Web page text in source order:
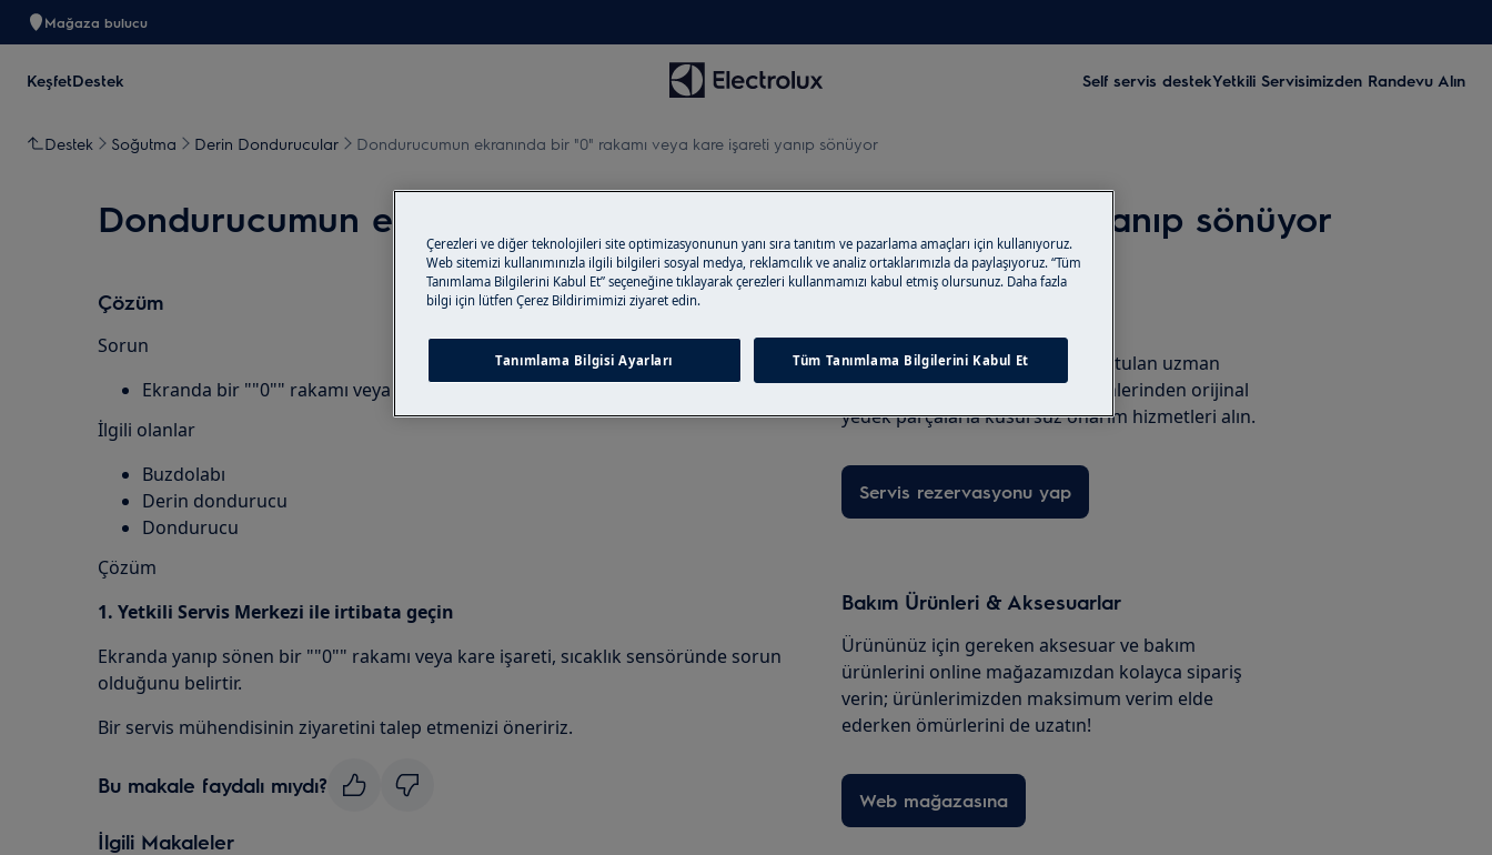
Mağaza bulucu
KeşfetDestek Self servis destekYetkili Servisimizden Randevu Alın
Destek Soğutma Derin Dondurucular Dondurucumun ekranında bir "0" rakamı veya kare işareti yanıp sönüyor
Dondurucumun ekranında bir "0" rakamı veya kare işareti yanıp sönüyor
Çözüm
Sorun
Ekranda bir ""0"" rakamı veya kare işareti görünüyor veya yanıp sönüyor.
İlgili olanlar
Buzdolabı
Derin dondurucu
Dondurucu
Çözüm
1. Yetkili Servis Merkezi ile irtibata geçin
Ekranda yanıp sönen bir ""0"" rakamı veya kare işareti, sıcaklık sensöründe sorun
olduğunu belirtir.
Bir servis mühendisinin ziyaretini talep etmenizi öneririz.
Bu makale faydalı mıydı?
İlgili Makaleler
Düzenli ürün eğitimlerine tabi tutulan uzman
Electrolux yetkili servis teknisyenlerinden orijinal
yedek parçalarla kusursuz onarım hizmetleri alın.
Servis rezervasyonu yap
Bakım Ürünleri & Aksesuarlar
Ürününüz için gereken aksesuar ve bakım
ürünlerini online mağazamızdan kolayca sipariş
verin; ürünlerimizden maksimum verim elde
ederken ömürlerini de uzatın!
Web mağazasına
Çerezleri ve diğer teknolojileri site optimizasyonunun yanı sıra tanıtım ve pazarlama amaçları için kullanıyoruz.
Web sitemizi kullanımınızla ilgili bilgileri sosyal medya, reklamcılık ve analiz ortaklarımızla da paylaşıyoruz. “Tüm
Tanımlama Bilgilerini Kabul Et” seçeneğine tıklayarak çerezleri kullanmamızı kabul etmiş olursunuz. Daha fazla
bilgi için lütfen Çerez Bildirimimizi ziyaret edin.
Tanımlama Bilgisi Ayarları Tüm Tanımlama Bilgilerini Kabul Et